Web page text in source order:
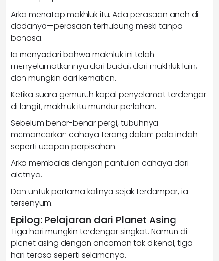
Arka menatap makhluk itu. Ada perasaan aneh di
dadanya—perasaan terhubung meski tanpa
bahasa.
Ia menyadari bahwa makhluk ini telah
menyelamatkannya dari badai, dari makhluk lain,
dan mungkin dari kematian.
Ketika suara gemuruh kapal penyelamat terdengar
di langit, makhluk itu mundur perlahan.
Sebelum benar-benar pergi, tubuhnya
memancarkan cahaya terang dalam pola indah—
seperti ucapan perpisahan.
Arka membalas dengan pantulan cahaya dari
alatnya.
Dan untuk pertama kalinya sejak terdampar, ia
tersenyum.
Epilog: Pelajaran dari Planet Asing
Tiga hari mungkin terdengar singkat. Namun di
planet asing dengan ancaman tak dikenal, tiga
hari terasa seperti selamanya.